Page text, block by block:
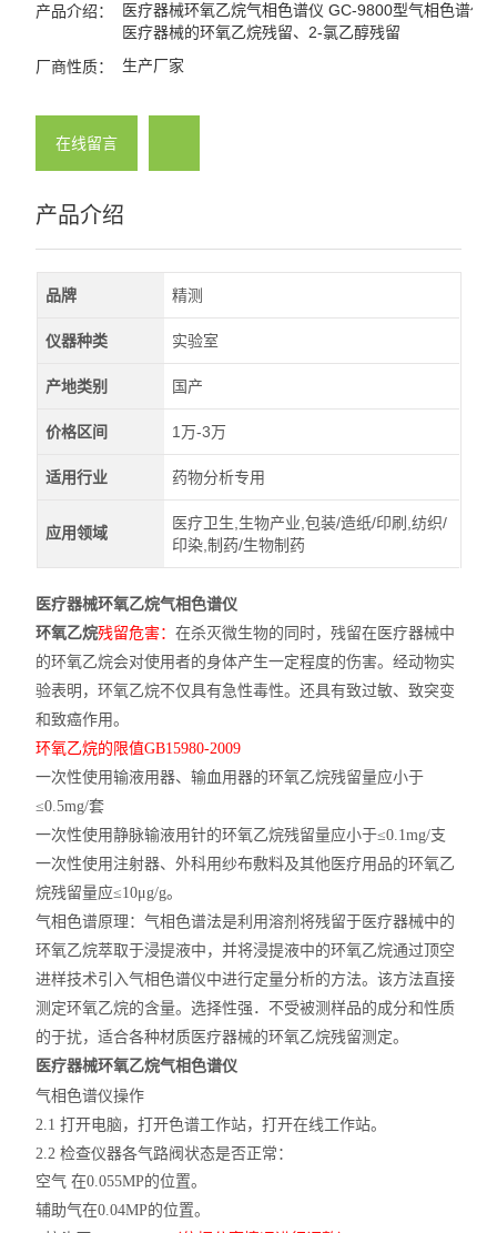
产品介绍：
医疗器械环氧乙烷气相色谱仪 GC-9800型气相色谱仪
医疗器械的环氧乙烷残留、2-氯乙醇残留
厂商性质： 生产厂家
在线留言
产品介绍
品牌 精测
仪器种类 实验室
产地类别 国产
价格区间 1万-3万
适用行业 药物分析专用
应用领域
医疗卫生,生物产业,包装/造纸/印刷,纺织/
印染,制药/生物制药
医疗器械环氧乙烷气相色谱仪
环氧乙烷残留危害：在杀灭微生物的同时，残留在医疗器械中
的环氧乙烷会对使用者的身体产生一定程度的伤害。经动物实
验表明，环氧乙烷不仅具有急性毒性。还具有致过敏、致突变
和致癌作用。
环氧乙烷的限值GB15980-2009
一次性使用输液用器、输血用器的环氧乙烷残留量应小于
≤0.5mg/套
一次性使用静脉输液用针的环氧乙烷残留量应小于≤0.1mg/支
一次性使用注射器、外科用纱布敷料及其他医疗用品的环氧乙
烷残留量应≤10μg/g。
气相色谱原理：气相色谱法是利用溶剂将残留于医疗器械中的
环氧乙烷萃取于浸提液中，并将浸提液中的环氧乙烷通过顶空
进样技术引入气相色谱仪中进行定量分析的方法。该方法直接
测定环氧乙烷的含量。选择性强．不受被测样品的成分和性质
的于扰，适合各种材质医疗器械的环氧乙烷残留测定。
医疗器械环氧乙烷气相色谱仪
气相色谱仪操作
2.1 打开电脑，打开色谱工作站，打开在线工作站。
2.2 检查仪器各气路阀状态是否正常：
空气 在0.055MP的位置。
辅助气在0.04MP的位置。